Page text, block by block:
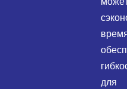
для